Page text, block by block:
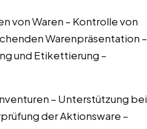
von Waren – Kontrolle von
Warenpräsentation –
und Etikettierung –
– Unterstützung bei
der Aktionsware –